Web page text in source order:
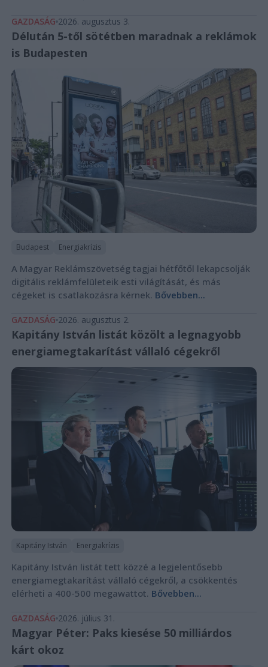
GAZDASÁG 2026. augusztus 3.
Délután 5-től sötétben maradnak a reklámok
is Budapesten
Budapest Energiakrízis
A Magyar Reklámszövetség tagjai hétfőtől lekapcsolják
digitális reklámfelületeik esti világítását, és más
cégeket is csatlakozásra kérnek. Bővebben...
GAZDASÁG 2026. augusztus 2.
Kapitány István listát közölt a legnagyobb
energiamegtakarítást vállaló cégekről
Kapitány István Energiakrízis
Kapitány István listát tett közzé a legjelentősebb
energiamegtakarítást vállaló cégekről, a csökkentés
elérheti a 400-500 megawattot. Bővebben...
GAZDASÁG 2026. július 31.
Magyar Péter: Paks kiesése 50 milliárdos
kárt okoz